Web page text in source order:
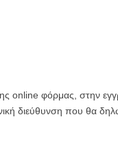
φόρμας, στην
διεύθυνση που θα